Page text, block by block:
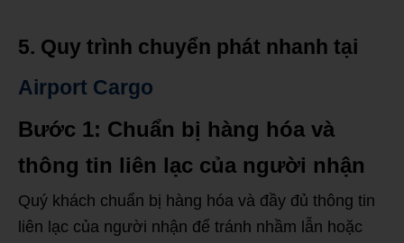
5. Quy trình chuyển phát nhanh tại
Airport Cargo
Bước 1: Chuẩn bị hàng hóa và
thông tin liên lạc của người nhận
Quý khách chuẩn bị hàng hóa và đầy đủ thông tin
liên lạc của người nhận để tránh nhầm lẫn hoặc